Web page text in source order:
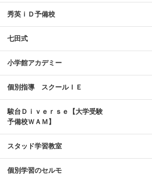
秀英ｉＤ予備校
七田式
小学館アカデミー
個別指導 スクールＩＥ
駿台Ｄｉｖｅｒｓｅ【大学受験
予備校ＷＡＭ】
スタッド学習教室
個別学習のセルモ